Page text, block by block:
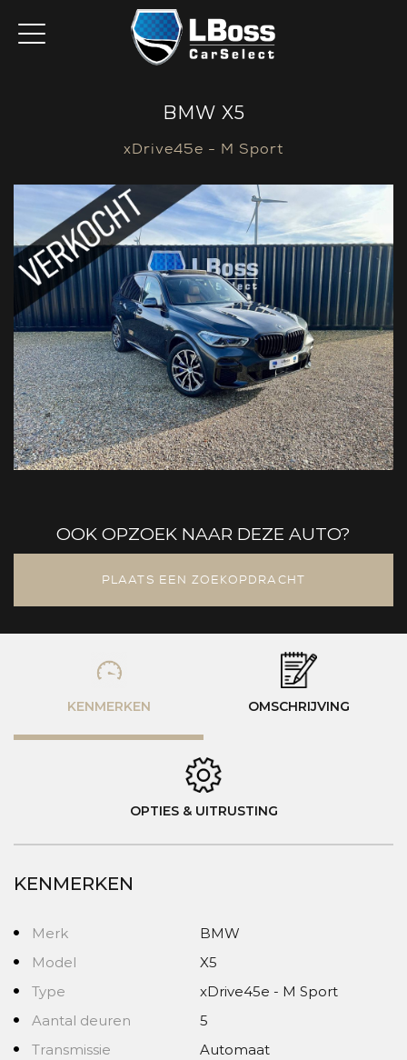
BMW X5
xDrive45e - M Sport
OOK OPZOEK NAAR DEZE AUTO?
PLAATS EEN ZOEKOPDRACHT
KENMERKEN OMSCHRIJVING
OPTIES & UITRUSTING
KENMERKEN
Merk
BMW
Model
X5
Type
xDrive45e - M Sport
Aantal deuren
5
Transmissie
Automaat